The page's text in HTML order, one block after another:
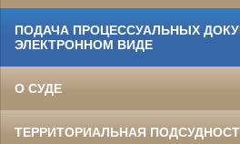
ПОДАЧА ПРОЦЕССУАЛЬНЫХ
ЭЛЕКТРОННОМ ВИДЕ
О СУДЕ
ТЕРРИТОРИАЛЬНАЯ